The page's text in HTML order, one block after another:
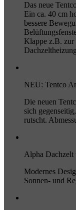
Das neue
Ein ca. 40 cm
bessere
Klappe z.B. zur
NEU: Tentco
Die neuen
sich
rutscht.
Alpha Dachzelt
Modernes
Sonnen- und